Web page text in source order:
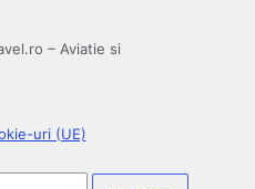
– Aviatie si
uri (UE)